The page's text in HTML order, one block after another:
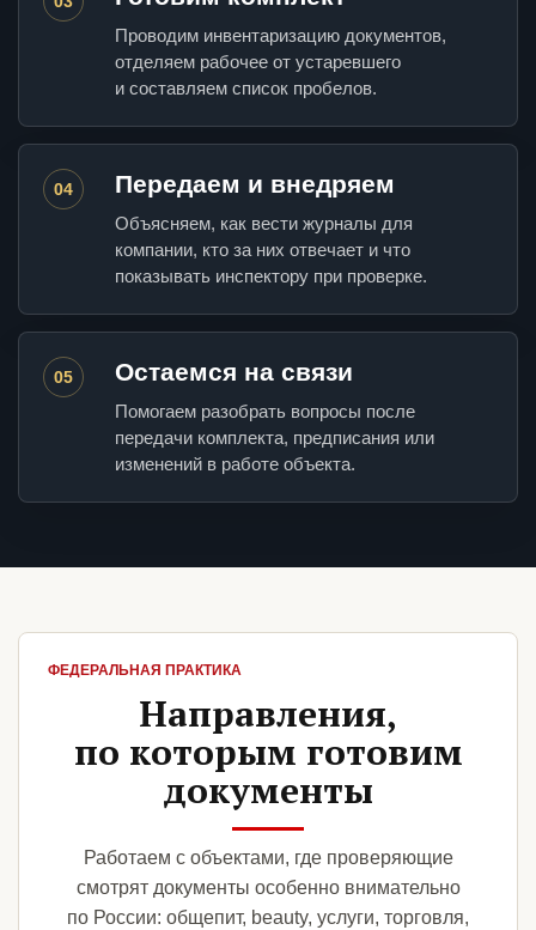
Проводим инвентаризацию документов,
отделяем рабочее от устаревшего
и составляем список пробелов.
04 Передаем и внедряем
Объясняем, как вести журналы для
компании, кто за них отвечает и что
показывать инспектору при проверке.
05 Остаемся на связи
Помогаем разобрать вопросы после
передачи комплекта, предписания или
изменений в работе объекта.
ФЕДЕРАЛЬНАЯ ПРАКТИКА
Направления,
по которым готовим
документы
Работаем с объектами, где проверяющие
смотрят документы особенно внимательно
по России: общепит, beauty, услуги, торговля,